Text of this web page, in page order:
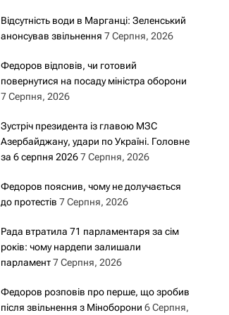
Відсутність води в Марганці: Зеленський
анонсував звільнення 7 Серпня, 2026
Федоров відповів, чи готовий
повернутися на посаду міністра оборони
7 Серпня, 2026
Зустріч президента із главою МЗС
Азербайджану, удари по Україні. Головне
за 6 серпня 2026 7 Серпня, 2026
Федоров пояснив, чому не долучається
до протестів 7 Серпня, 2026
Рада втратила 71 парламентаря за сім
років: чому нардепи залишали
парламент 7 Серпня, 2026
Федоров розповів про перше, що зробив
після звільнення з Міноборони 6 Серпня,